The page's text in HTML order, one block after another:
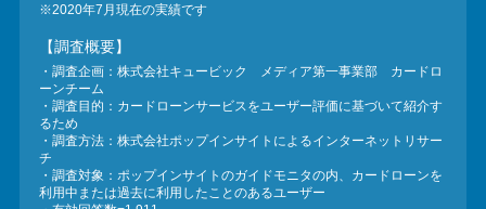
※2020年7月現在の実績です
【調査概要】
・調査企画：株式会社キュービック メディア第一事業部 カードロ
ーンチーム
・調査目的：カードローンサービスをユーザー評価に基づいて紹介す
るため
・調査方法：株式会社ポップインサイトによるインターネットリサー
チ
・調査対象：ポップインサイトのガイドモニタの内、カードローンを
利用中または過去に利用したことのあるユーザー